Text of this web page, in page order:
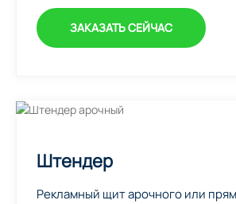
ЗАКАЗАТЬ СЕЙЧАС
Штендер
Рекламный щит арочного или